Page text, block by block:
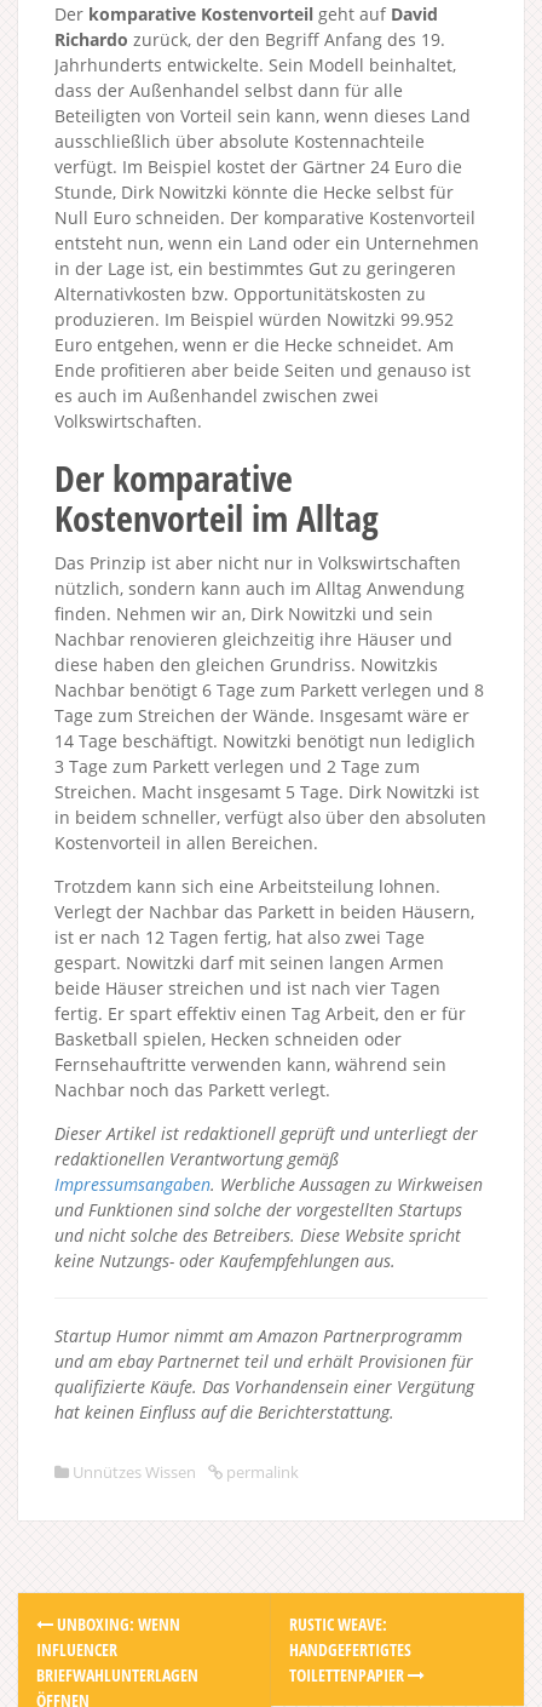
Der komparative Kostenvorteil geht auf David
Richardo zurück, der den Begriff Anfang des 19.
Jahrhunderts entwickelte. Sein Modell beinhaltet,
dass der Außenhandel selbst dann für alle
Beteiligten von Vorteil sein kann, wenn dieses Land
ausschließlich über absolute Kostennachteile
verfügt. Im Beispiel kostet der Gärtner 24 Euro die
Stunde, Dirk Nowitzki könnte die Hecke selbst für
Null Euro schneiden. Der komparative Kostenvorteil
entsteht nun, wenn ein Land oder ein Unternehmen
in der Lage ist, ein bestimmtes Gut zu geringeren
Alternativkosten bzw. Opportunitätskosten zu
produzieren. Im Beispiel würden Nowitzki 99.952
Euro entgehen, wenn er die Hecke schneidet. Am
Ende profitieren aber beide Seiten und genauso ist
es auch im Außenhandel zwischen zwei
Volkswirtschaften.
Der komparative
Kostenvorteil im Alltag
Das Prinzip ist aber nicht nur in Volkswirtschaften
nützlich, sondern kann auch im Alltag Anwendung
finden. Nehmen wir an, Dirk Nowitzki und sein
Nachbar renovieren gleichzeitig ihre Häuser und
diese haben den gleichen Grundriss. Nowitzkis
Nachbar benötigt 6 Tage zum Parkett verlegen und 8
Tage zum Streichen der Wände. Insgesamt wäre er
14 Tage beschäftigt. Nowitzki benötigt nun lediglich
3 Tage zum Parkett verlegen und 2 Tage zum
Streichen. Macht insgesamt 5 Tage. Dirk Nowitzki ist
in beidem schneller, verfügt also über den absoluten
Kostenvorteil in allen Bereichen.
Trotzdem kann sich eine Arbeitsteilung lohnen.
Verlegt der Nachbar das Parkett in beiden Häusern,
ist er nach 12 Tagen fertig, hat also zwei Tage
gespart. Nowitzki darf mit seinen langen Armen
beide Häuser streichen und ist nach vier Tagen
fertig. Er spart effektiv einen Tag Arbeit, den er für
Basketball spielen, Hecken schneiden oder
Fernsehauftritte verwenden kann, während sein
Nachbar noch das Parkett verlegt.
Dieser Artikel ist redaktionell geprüft und unterliegt der
redaktionellen Verantwortung gemäß
Impressumsangaben. Werbliche Aussagen zu Wirkweisen
und Funktionen sind solche der vorgestellten Startups
und nicht solche des Betreibers. Diese Website spricht
keine Nutzungs- oder Kaufempfehlungen aus.
Startup Humor nimmt am Amazon Partnerprogramm
und am ebay Partnernet teil und erhält Provisionen für
qualifizierte Käufe. Das Vorhandensein einer Vergütung
hat keinen Einfluss auf die Berichterstattung.
Unnützes Wissen permalink
Post
navigation
UNBOXING: WENN
INFLUENCER
BRIEFWAHLUNTERLAGEN
ÖFFNEN
RUSTIC WEAVE:
HANDGEFERTIGTES
TOILETTENPAPIER